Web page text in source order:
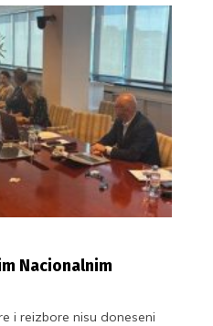
Nacionalnim
i reizbore nisu doneseni